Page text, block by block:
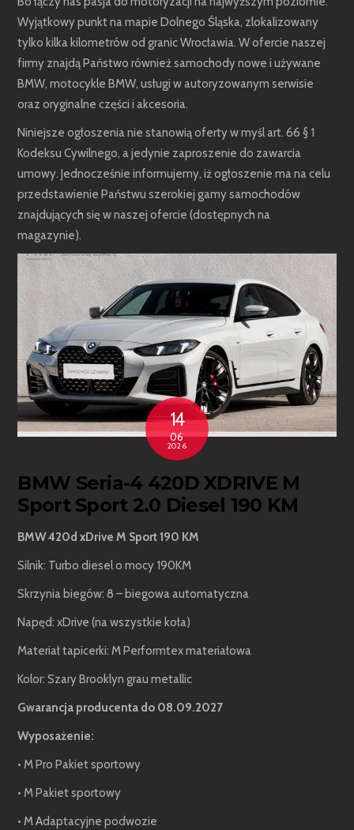
Wyjątkowy punkt na mapie Dolnego Śląska, zlokalizowany
tylko kilka kilometrów od granic Wrocławia. W ofercie naszej
firmy znajdą Państwo również samochody nowe i używane
BMW, motocykle BMW, usługi w autoryzowanym serwisie
oraz oryginalne części i akcesoria.
Niniejsze ogłoszenia nie stanowią oferty w myśl art. 66 § 1
Kodeksu Cywilnego, a jedynie zaproszenie do zawarcia
umowy. Jednocześnie informujemy, iż ogłoszenie ma na celu
przedstawienie Państwu szerokiej gamy samochodów
znajdujących się w naszej ofercie (dostępnych na
magazynie).
14
06
2026
BMW Seria-4 420D XDRIVE M
Sport Sport 2.0 Diesel 190 KM
BMW 420d xDrive M Sport 190 KM
Silnik: Turbo diesel o mocy 190KM
Skrzynia biegów: 8 – biegowa automatyczna
Napęd: xDrive (na wszystkie koła)
Materiał tapicerki: M Performtex materiałowa
Kolor: Szary Brooklyn grau metallic
Gwarancja producenta do 08.09.2027
Wyposażenie:
• M Pro Pakiet sportowy
• M Pakiet sportowy
• M Adaptacyjne podwozie